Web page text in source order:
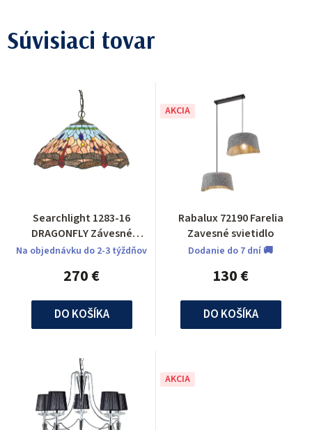
Súvisiaci tovar
Searchlight 1283-16
DRAGONFLY Závesné
svietidlo
Na objednávku do 2-3 týždňov
270 €
DO KOŠÍKA
AKCIA
Rabalux 72190 Farelia
Zavesné svietidlo
Dodanie do 7 dní 🚚
130 €
DO KOŠÍKA
AKCIA